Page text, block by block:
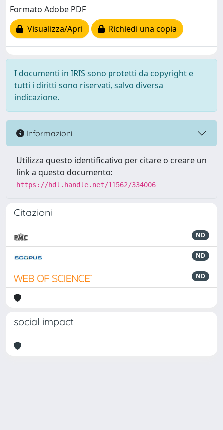
Formato Adobe PDF
Visualizza/Apri
Richiedi una copia
I documenti in IRIS sono protetti da copyright e
tutti i diritti sono riservati, salvo diversa
indicazione.
Informazioni
Utilizza questo identificativo per citare o creare un
link a questo documento:
https://hdl.handle.net/11562/334006
Citazioni
ND
ND
ND
social impact